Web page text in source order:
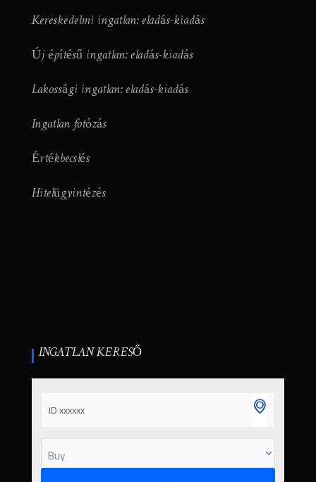
Kereskedelmi ingatlan: eladás-kiadás
Új építésű ingatlan: eladás-kiadás
Lakossági ingatlan: eladás-kiadás
Ingatlan fotózás
Értékbecslés
Hitelügyintézés
INGATLAN KERESŐ